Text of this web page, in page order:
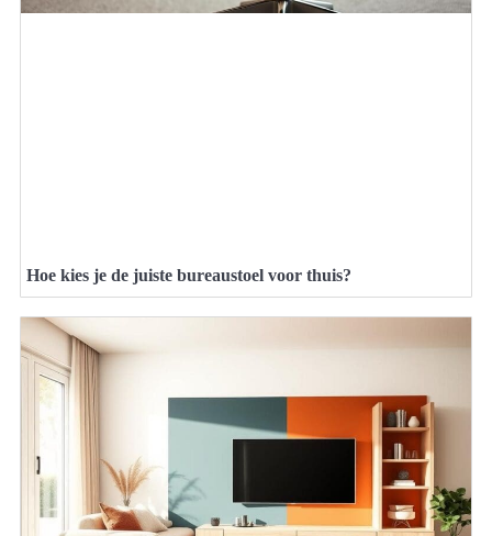
Hoe kies je de juiste bureaustoel voor thuis?